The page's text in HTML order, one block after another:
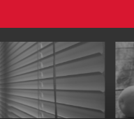
Tramp: Nisam u